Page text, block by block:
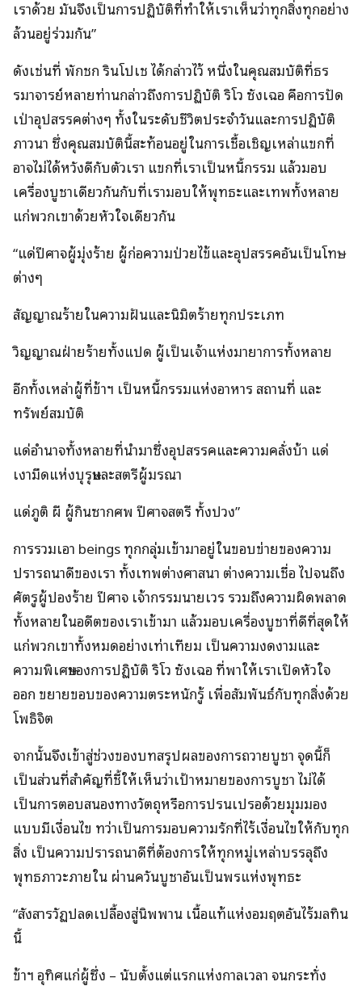
เราด้วย มันจึงเป็นการปฏิบัติที่ทำให้เราเห็นว่าทุกสิ่งทุกอย่าง
ล้วนอยู่ร่วมกัน”
ดังเช่นที่ พักชก รินโปเช ได้กล่าวไว้ หนึ่งในคุณสมบัติที่ธร
รมาจารย์หลายท่านกล่าวถึงการปฏิบัติ ริโว ซังเฉอ คือการปัด
เป่าอุปสรรคต่างๆ ทั้งในระดับชีวิตประจำวันและการปฏิบัติ
ภาวนา ซึ่งคุณสมบัตินี้สะท้อนอยู่ในการเชื้อเชิญเหล่าแขกที่
อาจไม่ได้หวังดีกับตัวเรา แขกที่เราเป็นหนี้กรรม แล้วมอบ
เครื่องบูชาเดียวกันกับที่เรามอบให้พุทธะและเทพทั้งหลาย
แก่พวกเขาด้วยหัวใจเดียวกัน
“แด่ปีศาจผู้มุ่งร้าย ผู้ก่อความป่วยไข้และอุปสรรคอันเป็นโทษ
ต่างๆ
สัญญาณร้ายในความฝันและนิมิตร้ายทุกประเภท
วิญญาณฝ่ายร้ายทั้งแปด ผู้เป็นเจ้าแห่งมายาการทั้งหลาย
อีกทั้งเหล่าผู้ที่ข้าฯ เป็นหนี้กรรมแห่งอาหาร สถานที่ และ
ทรัพย์สมบัติ
แด่อำนาจทั้งหลายที่นำมาซึ่งอุปสรรคและความคลั่งบ้า แด่
เงามืดแห่งบุรุษและสตรีผู้มรณา
แด่ภูติ ผี ผู้กินซากศพ ปีศาจสตรี ทั้งปวง”
การรวมเอา beings ทุกกลุ่มเข้ามาอยู่ในขอบข่ายของความ
ปรารถนาดีของเรา ทั้งเทพต่างศาสนา ต่างความเชื่อ ไปจนถึง
ศัตรูผู้ปองร้าย ปีศาจ เจ้ากรรมนายเวร รวมถึงความผิดพลาด
ทั้งหลายในอดีตของเราเข้ามา แล้วมอบเครื่องบูชาที่ดีที่สุดให้
แก่พวกเขาทั้งหมดอย่างเท่าเทียม เป็นความงดงามและ
ความพิเศษของการปฏิบัติ ริโว ซังเฉอ ที่พาให้เราเปิดหัวใจ
ออก ขยายขอบของความตระหนักรู้ เพื่อสัมพันธ์กับทุกสิ่งด้วย
โพธิจิต
จากนั้นจึงเข้าสู่ช่วงของบทสรุปผลของการถวายบูชา จุดนี้ก็
เป็นส่วนที่สำคัญที่ชี้ให้เห็นว่าเป้าหมายของการบูชา ไม่ได้
เป็นการตอบสนองทางวัตถุหรือการปรนเปรอด้วยมุมมอง
แบบมีเงื่อนไข ทว่าเป็นการมอบความรักที่ไร้เงื่อนไขให้กับทุก
สิ่ง เป็นความปรารถนาดีที่ต้องการให้ทุกหมู่เหล่าบรรลุถึง
พุทธภาวะภายใน ผ่านควันบูชาอันเป็นพรแห่งพุทธะ
“สังสารวัฏปลดเปลื้องสู่นิพพาน เนื้อแท้แห่งอมฤตอันไร้มลทิน
นี้
ข้าฯ อุทิศแก่ผู้ซึ่ง – นับตั้งแต่แรกแห่งกาลเวลา จนกระทั่ง